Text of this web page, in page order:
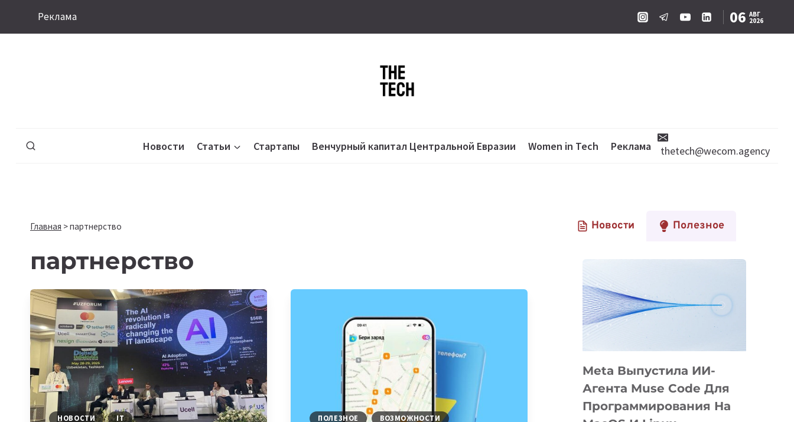
Реклама 06 АВГ
2026
Новости Статьи Стартапы Венчурный капитал Центральной Евразии Women in Tech Реклама thetech@wecom.agency
Главная >партнерство
партнерство
НОВОСТИ IT ПОЛЕЗНОЕ ВОЗМОЖНОСТИ
Новости Полезное
Meta Выпустила ИИ-
Агента Muse Code Для
Программирования На